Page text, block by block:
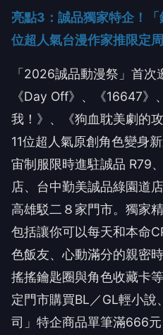
亮點3 ：誠品獨家特企！
位超人氣台漫作家推限定
「 2026誠品動漫祭」首次
《Day Off》、《16647》
我！》、《狗血耽美劇的
11位超人氣原創角色變身
宙制服限時進駐誠品 R79
店、台中勤美誠品綠園道
高雄駁二８家門市。獨家
包括讓你可以每天和本命
色飯友、心動滿分的親密
搖搖鑰匙圈與角色收藏卡
定門市購買BL／GL輕小說
司」特企商品單筆滿666